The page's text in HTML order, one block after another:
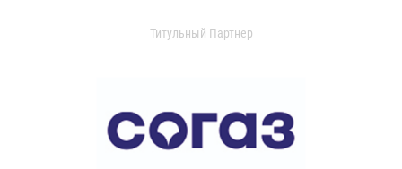
Титульный Партнер